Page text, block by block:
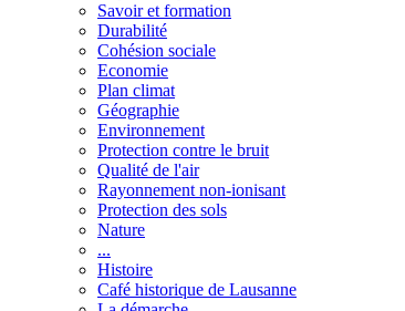
Savoir et formation
Durabilité
Cohésion sociale
Economie
Plan climat
Géographie
Environnement
Protection contre le bruit
Qualité de l'air
Rayonnement non-ionisant
Protection des sols
Nature
...
Histoire
Café historique de Lausanne